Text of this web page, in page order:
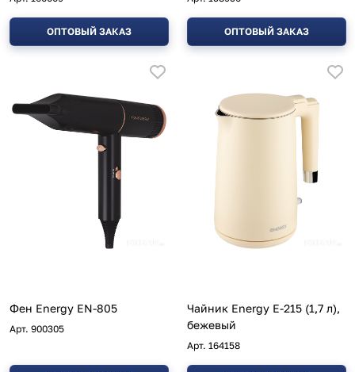
ОПТОВЫЙ ЗАКАЗ ОПТОВЫЙ ЗАКАЗ
Фен Energy EN-805
Арт. 900305
Чайник Energy E-215 (1,7 л),
бежевый
Арт. 164158